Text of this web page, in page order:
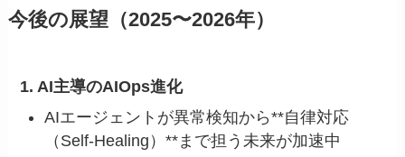
今後の展望（2025〜2026年）
1. AI主導のAIOps進化
AIエージェントが異常検知から**自律対応
（Self-Healing）**まで担う未来が加速中